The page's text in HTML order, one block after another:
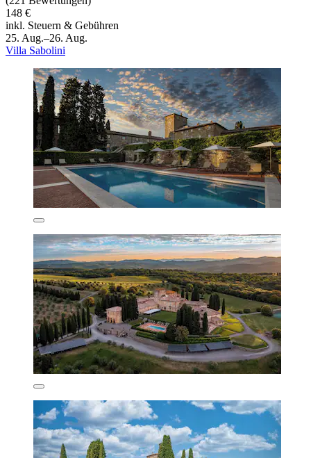
148 €
inkl. Steuern & Gebühren
25. Aug.–26. Aug.
Villa Sabolini